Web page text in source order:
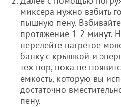
миксера нужно взбить
пышную пену.
протяжение 1-2 минут.
перелейте нагретое
банку с крышкой и
тех пор, пока не
емкость, которую вы
достаточно
пену.